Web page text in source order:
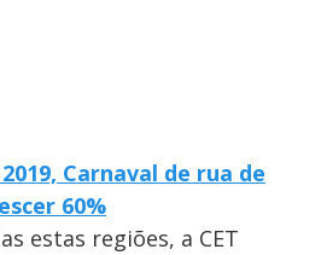
2019, Carnaval de rua de
60%
estas regiões, a CET